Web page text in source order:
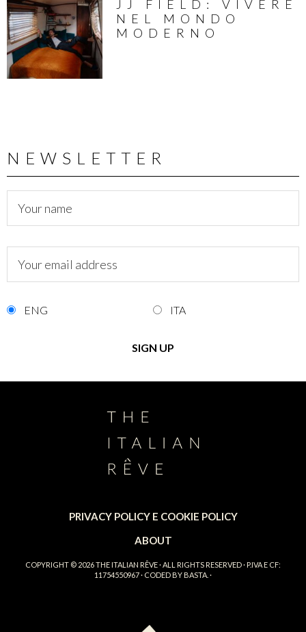
JJ FIELD: VIVERE
NEL MONDO
MODERNO
NEWSLETTER
ENG ITA
PRIVACY POLICY E COOKIE POLICY
ABOUT
COPYRIGHT © 2026THE ITALIAN RÊVE· ALL RIGHTS RESERVED · P.IVA E CF:
11754550967 · CODED BY BASTA. ·